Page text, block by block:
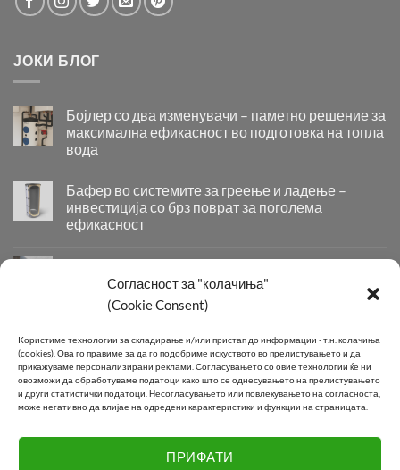
Согласност за "колачиња"
(Cookie Consent)
Kористиме технологии за складирање и/или пристап до информации - т.н. колачиња
(cookies).Ова го правиме за да го подобриме искуството во прелистувањето и да
прикажуваме персонализирани реклами.Согласувањето со овие технологии ќе ни
овозможи да обработуваме податоци како што се однесувањето на прелистувањето
и други статистички податоци.Несогласувањето или повлекувањето на согласноста,
може негативно да влијае на одредени карактеристики и функции на страницата.
ПРИФАТИ
ЈОКИ БЛОГ
Бојлер со два изменувачи – паметно решение за
максимална ефикасност во подготовка на топла
вода
со
изменувачи
–
решение
максимална
ефикасност
подготовка
на
топла
вода
Бафер во системите за греење и ладење –
инвестиција со брз поврат за поголема
ефикасност
во
–
инвестиција
со
брз
поврат
Системи за Греење и Ладење
Придобивки
Современи
Системи
за
Греење
Ладење
КОНТАКТ
Телефон:+389 2 2581 800
+389 2 2550 118